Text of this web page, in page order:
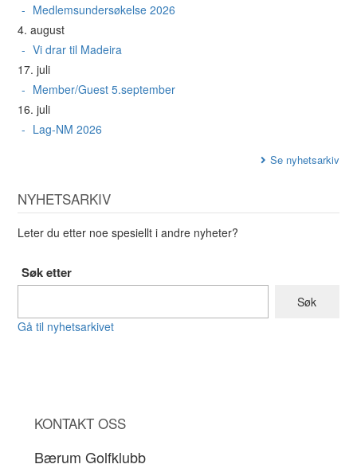
Medlemsundersøkelse 2026
4. august
Vi drar til Madeira
17. juli
Member/Guest 5.september
16. juli
Lag-NM 2026
Se nyhetsarkiv
NYHETSARKIV
Leter du etter noe spesiellt i andre nyheter?
Søk etter
Gå til nyhetsarkivet
KONTAKT OSS
Bærum Golfklubb